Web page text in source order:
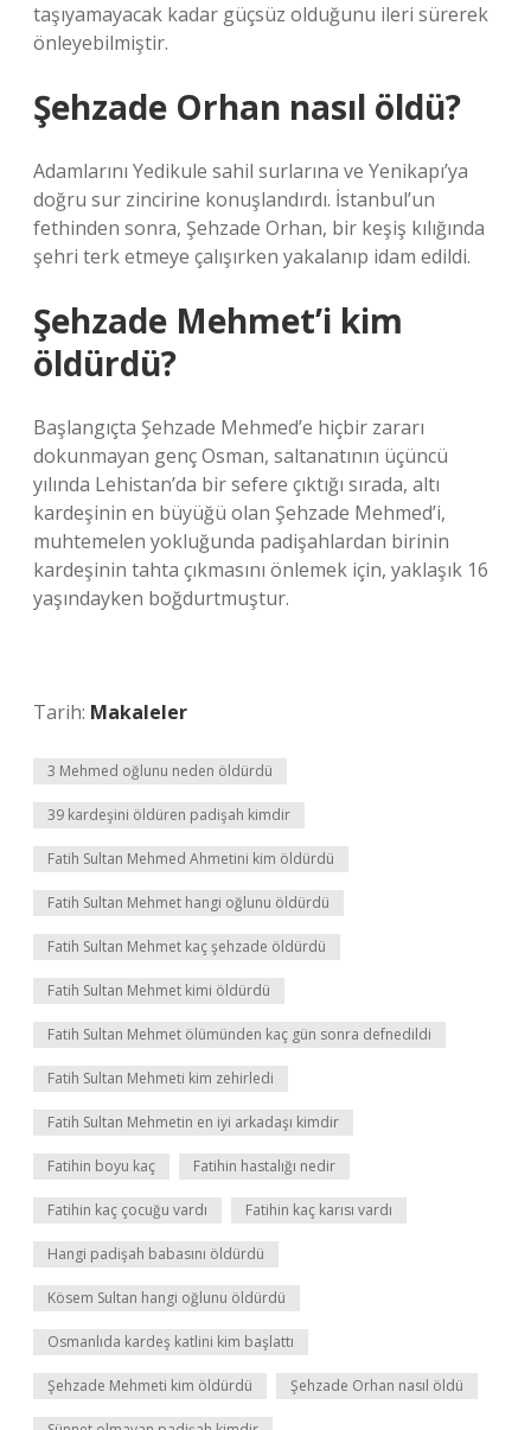
taşıyamayacak kadar güçsüz olduğunu ileri sürerek
önleyebilmiştir.
Şehzade Orhan nasıl öldü?
Adamlarını Yedikule sahil surlarına ve Yenikapı’ya
doğru sur zincirine konuşlandırdı. İstanbul’un
fethinden sonra, Şehzade Orhan, bir keşiş kılığında
şehri terk etmeye çalışırken yakalanıp idam edildi.
Şehzade Mehmet’i kim
öldürdü?
Başlangıçta Şehzade Mehmed’e hiçbir zararı
dokunmayan genç Osman, saltanatının üçüncü
yılında Lehistan’da bir sefere çıktığı sırada, altı
kardeşinin en büyüğü olan Şehzade Mehmed’i,
muhtemelen yokluğunda padişahlardan birinin
kardeşinin tahta çıkmasını önlemek için, yaklaşık 16
yaşındayken boğdurtmuştur.
Tarih: Makaleler
3 Mehmed oğlunu neden öldürdü
39 kardeşini öldüren padişah kimdir
Fatih Sultan Mehmed Ahmetini kim öldürdü
Fatih Sultan Mehmet hangi oğlunu öldürdü
Fatih Sultan Mehmet kaç şehzade öldürdü
Fatih Sultan Mehmet kimi öldürdü
Fatih Sultan Mehmet ölümünden kaç gün sonra defnedildi
Fatih Sultan Mehmeti kim zehirledi
Fatih Sultan Mehmetin en iyi arkadaşı kimdir
Fatihin boyu kaç Fatihin hastalığı nedir
Fatihin kaç çocuğu vardı Fatihin kaç karısı vardı
Hangi padişah babasını öldürdü
Kösem Sultan hangi oğlunu öldürdü
Osmanlıda kardeş katlini kim başlattı
Şehzade Mehmeti kim öldürdü Şehzade Orhan nasıl öldü